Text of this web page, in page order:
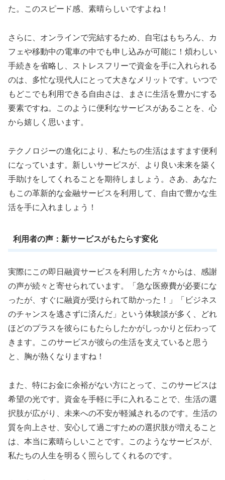
た。このスピード感、素晴らしいですよね！
さらに、オンラインで完結するため、自宅はもちろん、カ
フェや移動中の電車の中でも申し込みが可能に！煩わしい
手続きを省略し、ストレスフリーで資金を手に入れられる
のは、多忙な現代人にとって大きなメリットです。いつで
もどこでも利用できる自由さは、まさに生活を豊かにする
要素ですね。このように便利なサービスがあることを、心
から嬉しく思います。
テクノロジーの進化により、私たちの生活はますます便利
になっています。新しいサービスが、より良い未来を築く
手助けをしてくれることを期待しましょう。さあ、あなた
もこの革新的な金融サービスを利用して、自由で豊かな生
活を手に入れましょう！
利用者の声：新サービスがもたらす変化
実際にこの即日融資サービスを利用した方々からは、感謝
の声が続々と寄せられています。「急な医療費が必要にな
ったが、すぐに融資が受けられて助かった！」「ビジネス
のチャンスを逃さずに済んだ」という体験談が多く、どれ
ほどのプラスを彼らにもたらしたかがしっかりと伝わって
きます。このサービスが彼らの生活を支えていると思う
と、胸が熱くなりますね！
また、特にお金に余裕がない方にとって、このサービスは
希望の光です。資金を手軽に手に入れることで、生活の選
択肢が広がり、未来への不安が軽減されるのです。生活の
質を向上させ、安心して過ごすための選択肢が増えること
は、本当に素晴らしいことです。このようなサービスが、
私たちの人生を明るく照らしてくれるのです。